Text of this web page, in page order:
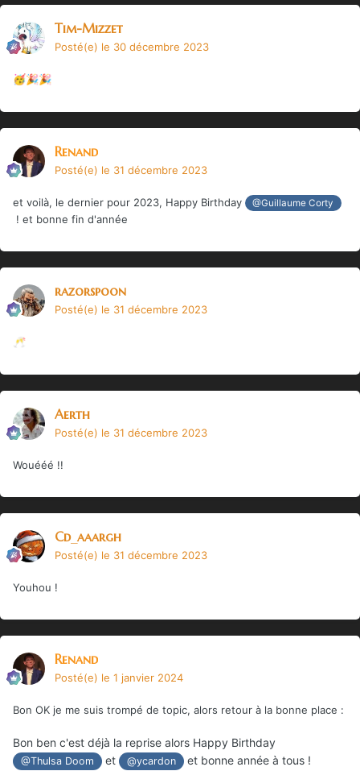
Tim-Mizzet
Posté(e) le 30 décembre 2023
🥳🎉🎉
Renand
Posté(e) le 31 décembre 2023
et voilà, le dernier pour 2023, Happy Birthday @Guillaume Corty
! et bonne fin d'année
razorspoon
Posté(e) le 31 décembre 2023
🥂
Aerth
Posté(e) le 31 décembre 2023
Wouééé !!
Cd_aaargh
Posté(e) le 31 décembre 2023
Youhou !
Renand
Posté(e) le 1 janvier 2024
Bon OK je me suis trompé de topic, alors retour à la bonne place :
Bon ben c'est déjà la reprise alors Happy Birthday
@Thulsa Doom et @ycardon et bonne année à tous !